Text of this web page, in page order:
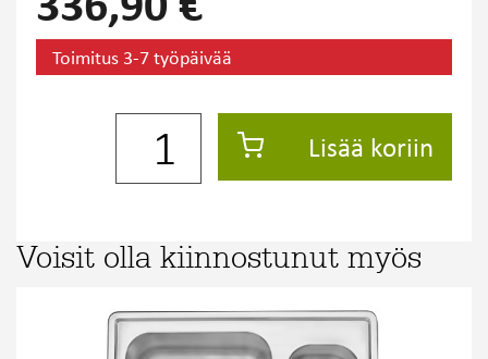
Toimitus 3-7 työpäivää
Lisää koriin
Voisit olla kiinnostunut myös